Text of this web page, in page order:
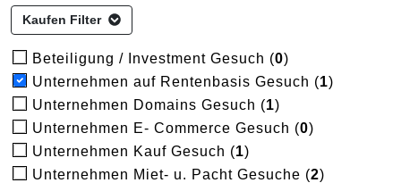
Kaufen Filter
Beteiligung / Investment Gesuch (0)
Unternehmen auf Rentenbasis Gesuch (1)
Unternehmen Domains Gesuch (1)
Unternehmen E- Commerce Gesuch (0)
Unternehmen Kauf Gesuch (1)
Unternehmen Miet- u. Pacht Gesuche (2)